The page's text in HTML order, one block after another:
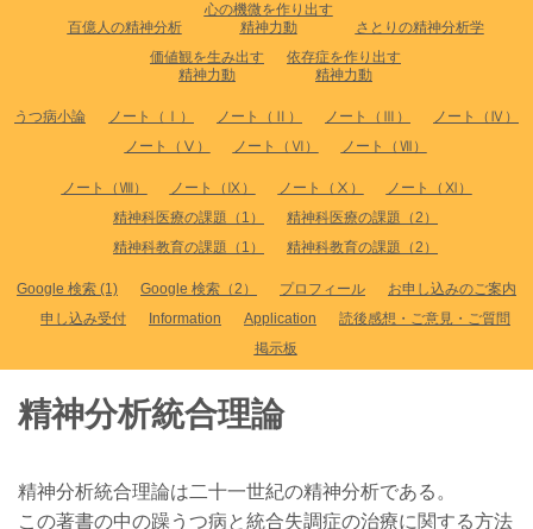
百億人の精神分析
心の機微を作り出す
精神力動
さとりの精神分析学
価値観を生み出す
精神力動
依存症を作り出す
精神力動
うつ病小論 ノート（Ⅰ） ノート（Ⅱ） ノート（Ⅲ）
ノート（Ⅳ）
ノート（Ⅴ）
ノート（Ⅵ） ノート（Ⅶ）
ノート（Ⅷ） ノート（Ⅸ） ノート（Ⅹ）
ノート（Ⅺ）
精神科医療の課題（1）
精神科医療の課題（2）
精神科教育の課題（1）
精神科教育の課題（2）
Google 検索 (1) Google 検索（2） プロフィール
お申し込みのご案内
申し込み受付
Information Application
読後感想・ご意見・ご質問
掲示板
精神分析統合理論
精神分析統合理論は二十一世紀の精神分析である。
この著書の中の躁うつ病と統合失調症の治療に関する方法